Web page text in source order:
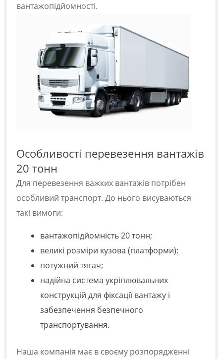
вантажопідйомності.
Особливості перевезення вантажів
20 тонн
Для перевезення важких вантажів потрібен
особливий транспорт. До нього висуваються
такі вимоги:
вантажопідйомність 20 тонн;
великі розміри кузова (платформи);
потужний тягач;
надійна система укріплювальних
конструкцій для фіксації вантажу і
забезпечення безпечного
транспортування.
Наша компанія має в своєму розпорядженні